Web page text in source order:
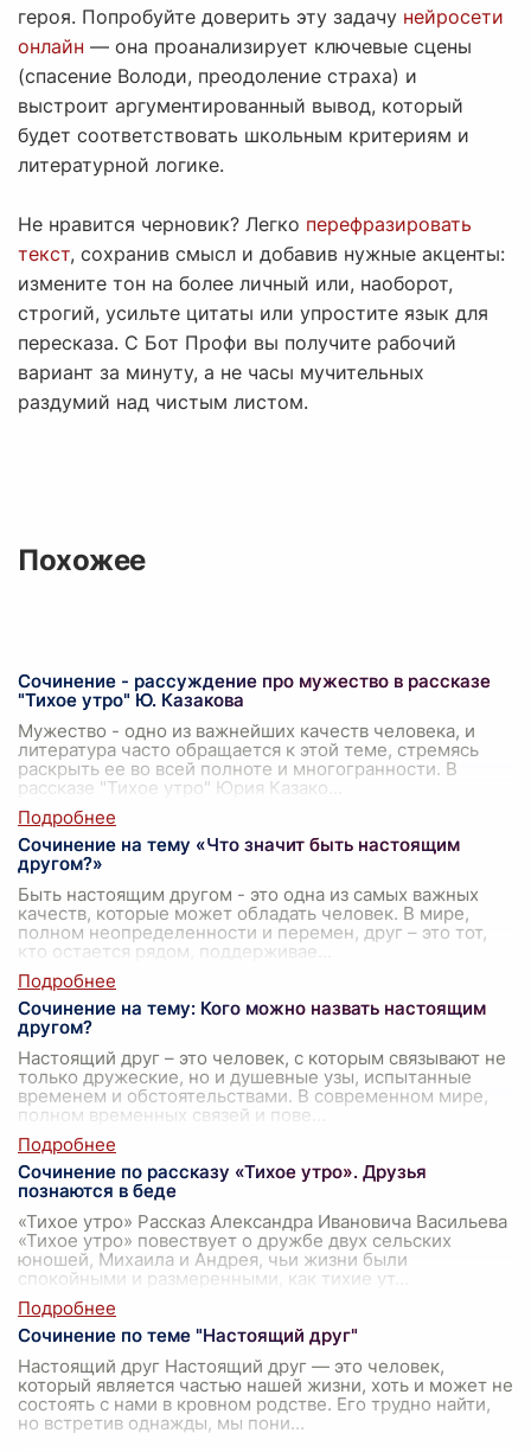
героя. Попробуйте доверить эту задачу нейросети
онлайн — она проанализирует ключевые сцены
(спасение Володи, преодоление страха) и
выстроит аргументированный вывод, который
будет соответствовать школьным критериям и
литературной логике.
Не нравится черновик? Легко перефразировать
текст, сохранив смысл и добавив нужные акценты:
измените тон на более личный или, наоборот,
строгий, усильте цитаты или упростите язык для
пересказа. С Бот Профи вы получите рабочий
вариант за минуту, а не часы мучительных
раздумий над чистым листом.
Похожее
Сочинение - рассуждение про мужество в рассказе
"Тихое утро" Ю. Казакова
Мужество - одно из важнейших качеств человека, и
литература часто обращается к этой теме, стремясь
раскрыть ее во всей полноте и многогранности. В
рассказе "Тихое утро" Юрия Казако
Сочинение на тему «Что значит быть настоящим
другом?»
Быть настоящим другом - это одна из самых важных
качеств, которые может обладать человек. В мире,
полном неопределенности и перемен, друг – это тот,
кто остается рядом, поддерживае
Сочинение на тему: Кого можно назвать настоящим
другом?
Настоящий друг – это человек, с которым связывают не
только дружеские, но и душевные узы, испытанные
временем и обстоятельствами. В современном мире,
полном временных связей и пове
Сочинение по рассказу «Тихое утро». Друзья
познаются в беде
«Тихое утро» Рассказ Александра Ивановича Васильева
«Тихое утро» повествует о дружбе двух сельских
юношей, Михаила и Андрея, чьи жизни были
спокойными и размеренными, как тихие ут
Сочинение по теме "Настоящий друг"
Настоящий друг Настоящий друг — это человек,
который является частью нашей жизни, хоть и может не
состоять с нами в кровном родстве. Его трудно найти,
но встретив однажды, мы пони...